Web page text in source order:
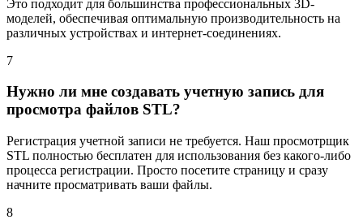
Это подходит для большинства профессиональных 3D-
моделей, обеспечивая оптимальную производительность на
различных устройствах и интернет-соединениях.
7
Нужно ли мне создавать учетную запись для
просмотра файлов STL?
Регистрация учетной записи не требуется. Наш просмотрщик
STL полностью бесплатен для использования без какого-либо
процесса регистрации. Просто посетите страницу и сразу
начните просматривать ваши файлы.
8